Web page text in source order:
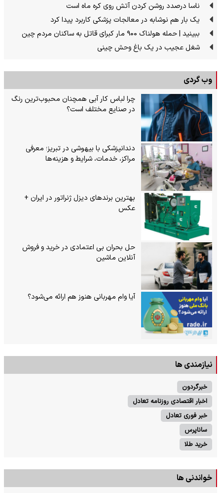
ناسا درصدد روشن کردن آتش روی کره ماه است
یک بار هم نوشابه در معالجات پزشکی کاربرد پیدا کرد
ببینید | حمله هولناک ۹۰۰ مار کبرای قاتل به ساکنان مردم چین
شغل عجیب در یک باغ وحش چینی
وب گردی
چرا لباس کار آبی همچنان محبوب‌ترین رنگ
در صنایع مختلف است؟
دندانپزشکی با بیهوشی در تبریز؛ معرفی
مراکز، خدمات، شرایط و هزینه‌ها
بهترین برندهای دیزل ژنراتور در ایران +
عکس
حل بحران بی‌ اعتمادی در خرید و فروش
آنلاین ماشین
آیا وام مهربانی هنوز هم ارائه می‌شود؟
نیازمندی ها
خبرگردون
اخبار اقتصادی روزنامه تعادل
خبر فوری تعادل
ساناپرس
خرید طلا
خواندنی ها